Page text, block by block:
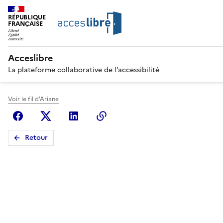
RÉPUBLIQUE
FRANÇAISE
Acceslibre
La plateforme collaborative de l’accessibilité
Voir le fil d'Ariane
FacebookX (anciennement Twitter)
Linkedin
Retour